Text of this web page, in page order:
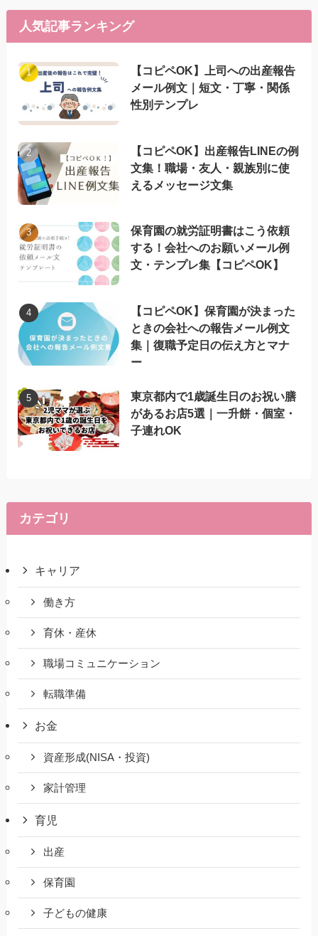
人気記事ランキング
【コピペOK】上司への出産報告
メール例文｜短文・丁寧・関係
性別テンプレ
【コピペOK】出産報告LINEの例
文集！職場・友人・親族別に使
えるメッセージ文集
保育園の就労証明書はこう依頼
する！会社へのお願いメール例
文・テンプレ集【コピペOK】
【コピペOK】保育園が決まった
ときの会社への報告メール例文
集｜復職予定日の伝え方とマナ
ー
東京都内で1歳誕生日のお祝い膳
があるお店5選｜一升餅・個室・
子連れOK
カテゴリ
キャリア
働き方
育休・産休
職場コミュニケーション
転職準備
お金
資産形成(NISA・投資)
家計管理
育児
出産
保育園
子どもの健康